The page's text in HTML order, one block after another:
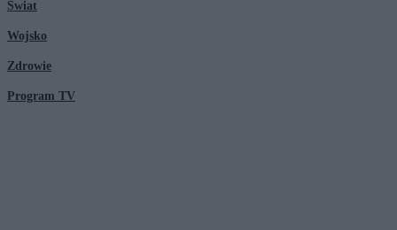
Świat
Wojsko
Zdrowie
Program TV